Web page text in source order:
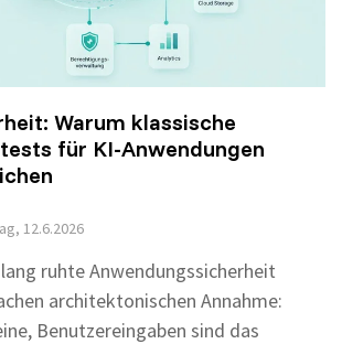
Warum klassische
für KI-Anwendungen
12.6.2026
ruhte Anwendungssicherheit
architektonischen Annahme:
Benutzereingaben sind das